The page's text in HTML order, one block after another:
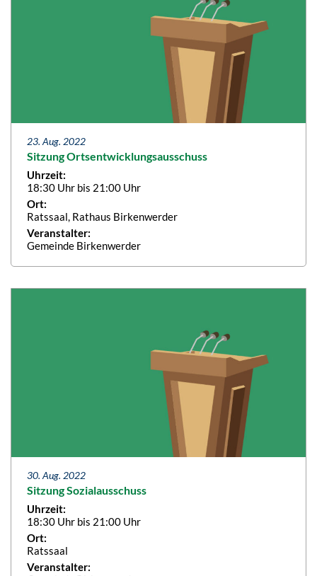
23. Aug. 2022
Sitzung Ortsentwicklungsausschuss
Uhrzeit:
18:30 Uhr bis 21:00 Uhr
Ort:
Ratssaal, Rathaus Birkenwerder
Veranstalter:
Gemeinde Birkenwerder
30. Aug. 2022
Sitzung Sozialausschuss
Uhrzeit:
18:30 Uhr bis 21:00 Uhr
Ort:
Ratssaal
Veranstalter: